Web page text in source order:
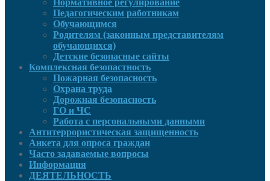
Нормативное регулирование
Педагогическим работникам
Обучающимся
Родителям (законным представителям
обучающихся)
Детские безопасные сайты
Комплексная безопастность
Пожарная безопасность
Охрана труда
Дорожная безопасность
ГО и ЧС
Работа с персональными данными
Антитеррористическая защищенность
Анкета для опроса граждан
Часто задаваемые вопросы
Информация
ДЕЯТЕЛЬНОСТЬ